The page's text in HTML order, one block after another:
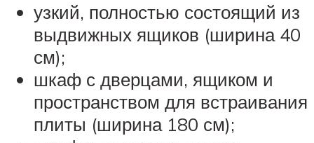
узкий, полностью состоящий из
выдвижных ящиков (ширина 40
см);
шкаф с дверцами, ящиком и
пространством для встраивания
плиты (ширина 180 см);